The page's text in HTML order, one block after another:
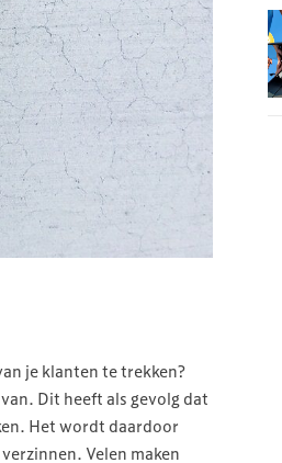
je klanten te trekken?
Dit heeft als gevolg dat
Het wordt daardoor
Velen maken